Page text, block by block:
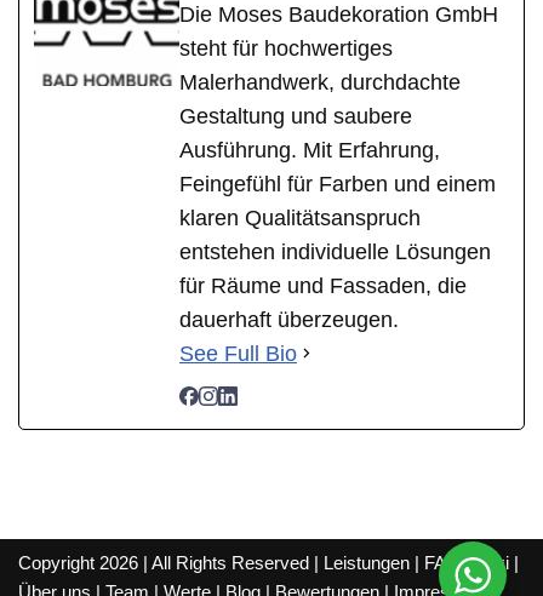
Die Moses Baudekoration GmbH
steht für hochwertiges
Malerhandwerk, durchdachte
Gestaltung und saubere
Ausführung. Mit Erfahrung,
Feingefühl für Farben und einem
klaren Qualitätsanspruch
entstehen individuelle Lösungen
für Räume und Fassaden, die
dauerhaft überzeugen.
See Full Bio
Copyright 2026 | All Rights Reserved | Leistungen | FAQ|Wiki |
Über uns | Team | Werte | Blog | Bewertungen | Impressum|